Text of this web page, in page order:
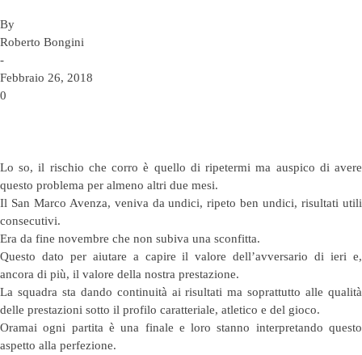
By
Roberto Bongini
-
Febbraio 26, 2018
0
Lo so, il rischio che corro è quello di ripetermi ma auspico di avere
questo problema per almeno altri due mesi.
Il San Marco Avenza, veniva da undici, ripeto ben undici, risultati utili
consecutivi.
Era da fine novembre che non subiva una sconfitta.
Questo dato per aiutare a capire il valore dell’avversario di ieri e,
ancora di più, il valore della nostra prestazione.
La squadra sta dando continuità ai risultati ma soprattutto alle qualità
delle prestazioni sotto il profilo caratteriale, atletico e del gioco.
Oramai ogni partita è una finale e loro stanno interpretando questo
aspetto alla perfezione.